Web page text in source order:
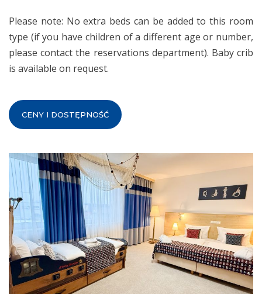
Please note: No extra beds can be added to this room
type (if you have children of a different age or number,
please contact the reservations department). Baby crib
is available on request.
CENY I DOSTĘPNOŚĆ